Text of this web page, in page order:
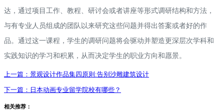
达，通过项目工作、教程、研讨会或者讲座等形式调研结构和方法，
与有专业人员组成的团队以来研究这些问题并得出答案或者好的作
品。通过这一课程，学生的调研问题将会驱动并塑造更深层次学科和
实践知识的学习和积累，从而决定学生的职业方向和愿景。
上一篇： 景观设计作品集四原则:告别沙雕建筑设计
下一篇： 日本动画专业留学院校有哪些？
相关推荐：